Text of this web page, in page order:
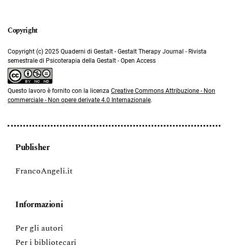
Copyright (c) 2025 Quaderni di Gestalt - Gestalt Therapy Journal - Rivista
semestrale di Psicoterapia della Gestalt - Open Access
Questo lavoro è fornito con la licenza Creative Commons Attribuzione - Non
commerciale - Non opere derivate 4.0 Internazionale.
Publisher
FrancoAngeli.it
Informazioni
Per gli autori
Per i bibliotecari